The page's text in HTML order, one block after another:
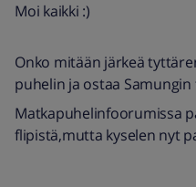
Moi kaikki :)
Onko mitään järkeä
puhelin ja ostaa
Matkapuhelinfoorumissa
flipistä,mutta kyselen nyt